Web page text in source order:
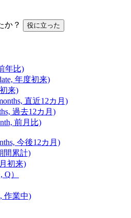
か？ 役に立った
年比)
年度初来)
来)
直近12カ月)
過去12カ月)
前月比)
今後12カ月)
間累計)
初来)
）
作業中)